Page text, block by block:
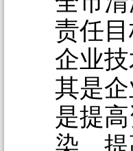
责任
企业
其是
是提
染、